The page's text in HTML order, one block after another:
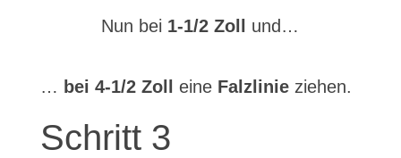
Nun bei 1-1/2 Zoll und…
… bei 4-1/2 Zoll eine Falzlinieziehen.
Schritt 3